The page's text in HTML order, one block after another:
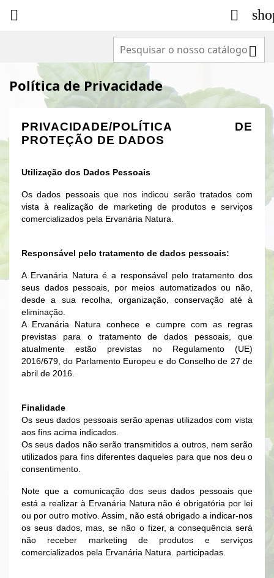
 

Política de Privacidade
PRIVACIDADE/POLÍTICA DE
PROTEÇÃO DE DADOS
Utilização dos Dados Pessoais
Os dados pessoais que nos indicou serão tratados com
vista à realização de marketing de produtos e serviços
comercializados pela Ervanária Natura.
Responsável pelo tratamento de dados pessoais:
A Ervanária Natura é a responsável pelo tratamento dos
seus dados pessoais, por meios automatizados ou não,
desde a sua recolha, organização, conservação até à
eliminação.
A Ervanária Natura conhece e cumpre com as regras
previstas para o tratamento de dados pessoais, que
atualmente estão previstas no Regulamento (UE)
2016/679, do Parlamento Europeu e do Conselho de 27 de
abril de 2016.
Finalidade
Os seus dados pessoais serão apenas utilizados com vista
aos fins acima indicados.
Os seus dados não serão transmitidos a outros, nem serão
utilizados para fins diferentes daqueles para que nos deu o
consentimento.
Note que a comunicação dos seus dados pessoais que
está a realizar à Ervanária Natura não é obrigatória por lei
ou por outro motivo. Assim, não está obrigado a indicar-nos
os seus dados, mas, se não o fizer, a consequência será
não receber marketing de produtos e serviços
comercializados pela Ervanária Natura. participadas.